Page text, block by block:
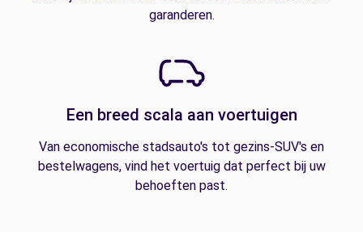
garanderen.
Een breed scala aan voertuigen
Van economische stadsauto's tot gezins-SUV's en
bestelwagens, vind het voertuig dat perfect bij uw
behoeften past.